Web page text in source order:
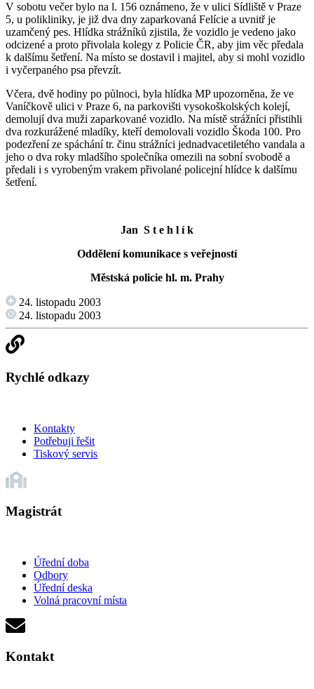
V sobotu večer bylo na l. 156 oznámeno, že v ulici Sídliště v Praze
5, u polikliniky, je již dva dny zaparkovaná Felície a uvnitř je
uzamčený pes. Hlídka strážníků zjistila, že vozidlo je vedeno jako
odcizené a proto přivolala kolegy z Policie ČR, aby jim věc předala
k dalšímu šetření. Na místo se dostavil i majitel, aby si mohl vozidlo
i vyčerpaného psa převzít.
Včera, dvě hodiny po půlnoci, byla hlídka MP upozorněna, že ve
Vaníčkově ulici v Praze 6, na parkovišti vysokoškolských kolejí,
demolují dva muži zaparkované vozidlo. Na místě strážníci přistihli
dva rozkurážené mladíky, kteří demolovali vozidlo Škoda 100. Pro
podezření ze spáchání tr. činu strážníci jednadvacetiletého vandala a
jeho o dva roky mladšího společníka omezili na sobní svobodě a
předali i s vyrobeným vrakem přivolané policejní hlídce k dalšímu
šetření.
Jan S t e h l í k
Oddělení komunikace s veřejností
Městská policie hl. m. Prahy
24. listopadu 2003
24. listopadu 2003
Rychlé odkazy
Kontakty
Potřebuji řešit
Tiskový servis
Magistrát
Úřední doba
Odbory
Úřední deska
Volná pracovní místa
Kontakt